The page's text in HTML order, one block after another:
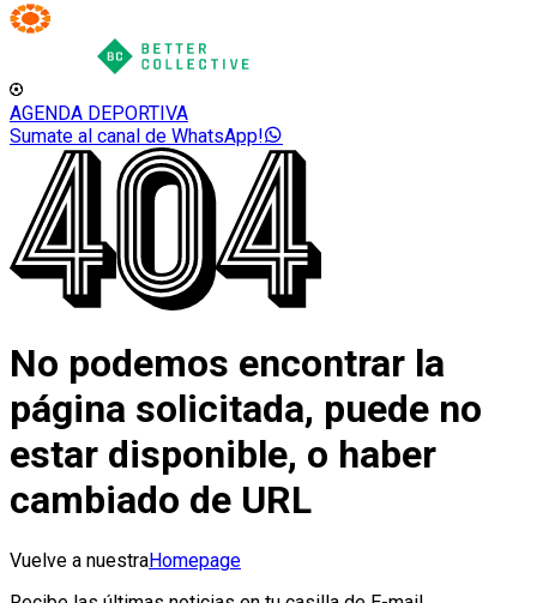
AGENDA DEPORTIVA
Sumate al canal de WhatsApp!
No podemos encontrar la
página solicitada, puede no
estar disponible, o haber
cambiado de URL
Vuelve a nuestraHomepage